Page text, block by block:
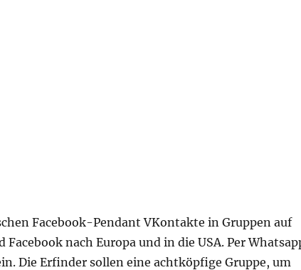
Facebook-Pendant VKontakte in Gruppen auf
nach Europa und in die USA. Per
Die Erfinder sollen eine achtköpfige Gruppe, um